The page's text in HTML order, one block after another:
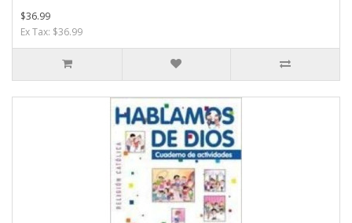
$36.99
Ex Tax: $36.99